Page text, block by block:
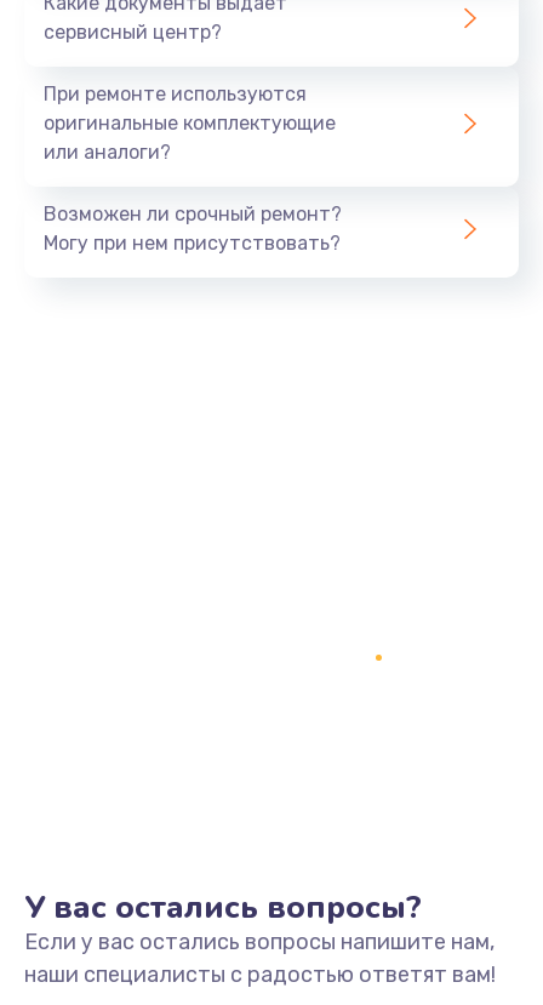
сервисный центр?
При ремонте используются
оригинальные комплектующие
или аналоги?
Возможен ли срочный ремонт?
Могу при нем присутствовать?
У вас остались вопросы?
Если у вас остались вопросы напишите нам,
наши специалисты с радостью ответят вам!